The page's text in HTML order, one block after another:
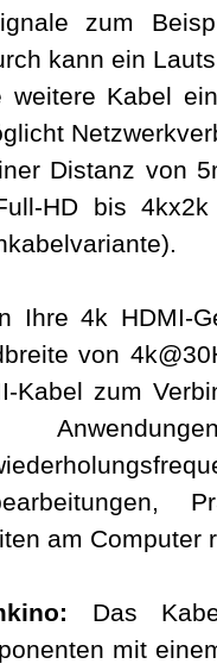
zum
kann ein
weitere Kabel
Distanz von
HD bis
Ihre 4k HDMI-
von
Kabel zum
am Computer
Das
mit